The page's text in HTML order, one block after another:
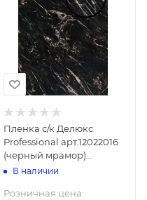
Пленка с/к Делюкс
Professional арт.12022016
(черный мрамор)
0.45х6м
В наличии
Розничная цена